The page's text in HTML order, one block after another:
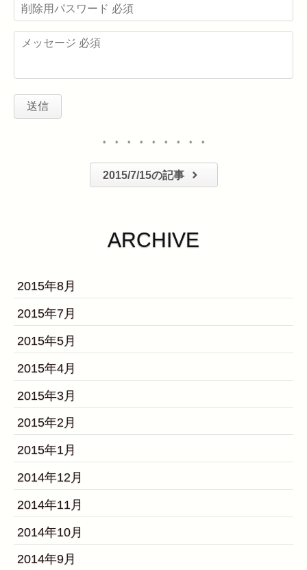
・・・・・・・・・
2015/7/15の記事
ARCHIVE
2015年8月
2015年7月
2015年5月
2015年4月
2015年3月
2015年2月
2015年1月
2014年12月
2014年11月
2014年10月
2014年9月